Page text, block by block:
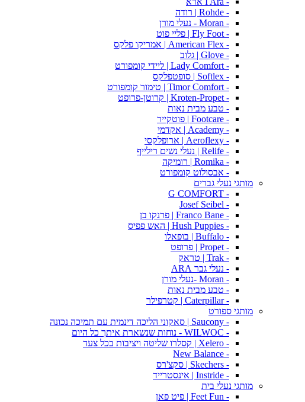
- Rohde | רודה
- Moran - נעלי מורן
- Fly Foot | פליי פוט
- American Flex | אמריקו פלקס
- Glove | גלוב
- Lady Comfort | ליידי קומפורט
- Softlex | סופטפלקס
- Timor Comfort | טימור קומפורט
- Kroten-Propet | קרוטן-פרופט
- טבע מבית נאות
- Footcare | פוטקייר
- Academy | אקדמי
- Aeroflexy | ארופלקסי
- Relife | נעלי נשים רילייף
- Romika | רומיקה
- אבסולוט קומפורט
מותגי נעלי גברים
- G COMFORT
- Josef Seibel
- Franco Bane | פרנקו בן
- Hush Puppies | האש פפיס
- Buffalo | בופאלו
- Propet | פרופט
- Trak | טראק
- נעלי גבר ARA
- Moran -נעלי מורן
- טבע מבית נאות
- Caterpillar | קטרפילר
מותגי ספורט
- Saucony | סאקוני הליכה דינמית עם תמיכה נכונה
- WILWOC - נוחות שנשארת איתך כל היום
- Xelero | קסלרו שליטה ויציבות בכל צעד
- New Balance
- Skechers | סקצ'רס
- Instride | אינסטרייד
מותגי נעלי בית
- Feet Fun | פיט פאן